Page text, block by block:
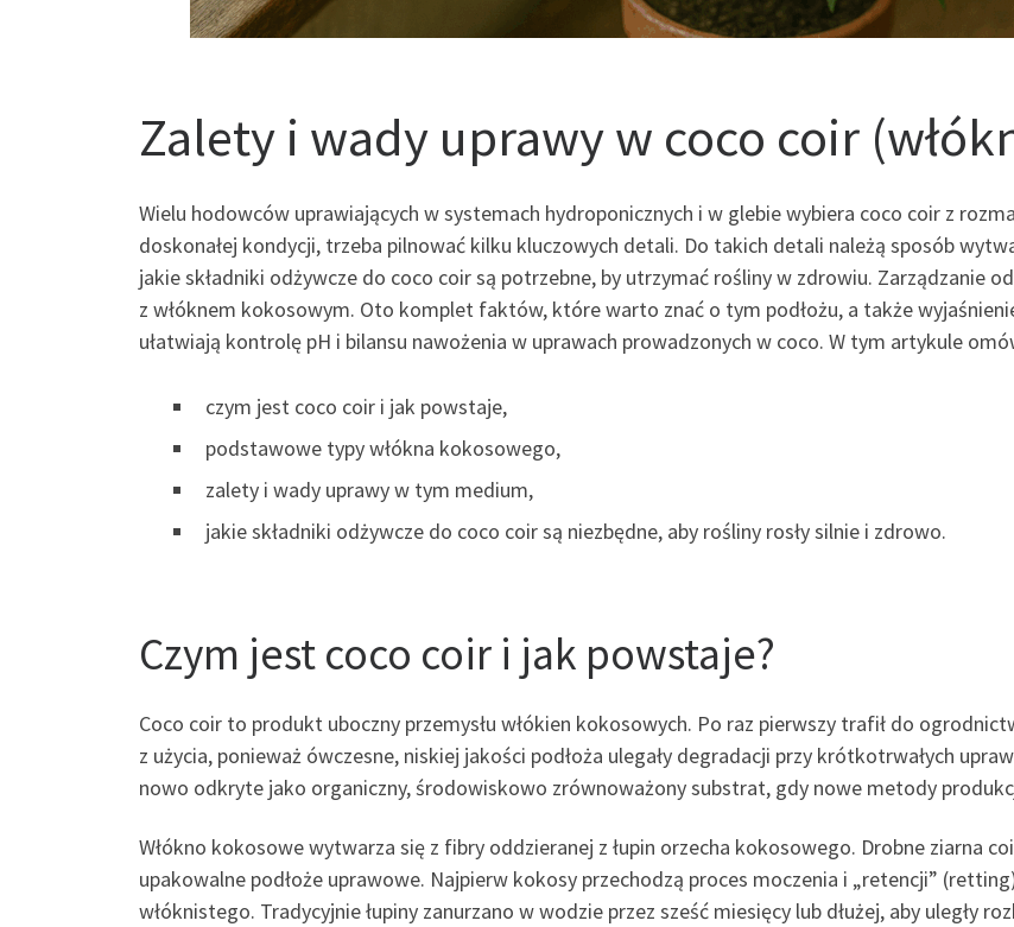
Zalety i wady uprawy w coco coir
Wielu hodowców uprawiających w systemach hydroponicznych i w glebie wybiera coco coir z
doskonałej kondycji, trzeba pilnować kilku kluczowych detali. Do takich detali należą sposób
jakie składniki odżywcze do coco coir są potrzebne, by utrzymać rośliny w zdrowiu. Zarządzanie
z włóknem kokosowym. Oto komplet faktów, które warto znać o tym podłożu, a także
ułatwiają kontrolę pH i bilansu nawożenia w uprawach prowadzonych w coco. W tym artykule
czym jest coco coir i jak powstaje,
podstawowe typy włókna kokosowego,
zalety i wady uprawy w tym medium,
jakie składniki odżywcze do coco coir są niezbędne, aby rośliny rosły silnie i zdrowo.
Czym jest coco coir i jak powstaje?
Coco coir to produkt uboczny przemysłu włókien kokosowych. Po raz pierwszy trafił do
z użycia, ponieważ ówczesne, niskiej jakości podłoża ulegały degradacji przy krótkotrwałych
nowo odkryte jako organiczny, środowiskowo zrównoważony substrat, gdy nowe metody
Włókno kokosowe wytwarza się z fibry oddzieranej z łupin orzecha kokosowego. Drobne ziarna
upakowalne podłoże uprawowe. Najpierw kokosy przechodzą proces moczenia i „retencji”
włóknistego. Tradycyjnie łupiny zanurzano w wodzie przez sześć miesięcy lub dłużej, aby uległy